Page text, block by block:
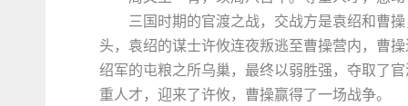
三国时期的官渡之战，交战方是袁绍和曹
头，袁绍的谋士许攸连夜叛逃至曹操营内，曹
绍军的屯粮之所乌巢，最终以弱胜强，夺取了
重人才，迎来了许攸，曹操赢得了一场战争。